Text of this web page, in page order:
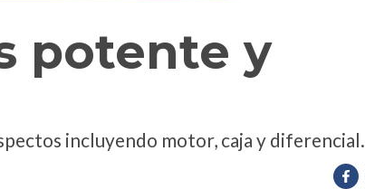
potente y
incluyendo motor, caja y diferencial.